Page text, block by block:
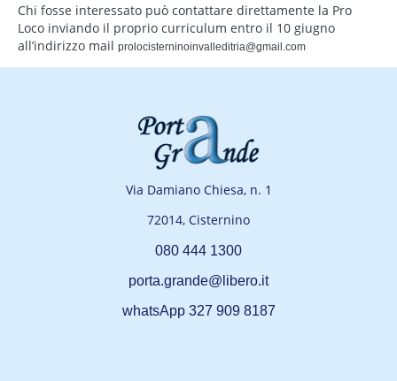
Chi fosse interessato può contattare direttamente la Pro
Loco inviando il proprio curriculum entro il 10 giugno
all’indirizzo mail prolocisterninoinvalleditria@gmail.com
Via Damiano Chiesa, n. 1
72014, Cisternino
080 444 1300
porta.grande@libero.it
whatsApp 327 909 8187